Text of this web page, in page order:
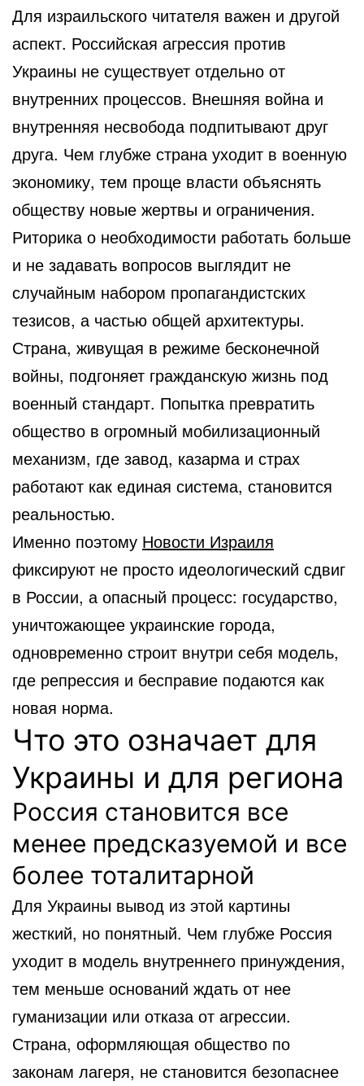
Для израильского читателя важен и другой
аспект. Российская агрессия против
Украины не существует отдельно от
внутренних процессов. Внешняя война и
внутренняя несвобода подпитывают друг
друга. Чем глубже страна уходит в военную
экономику, тем проще власти объяснять
обществу новые жертвы и ограничения.
Риторика о необходимости работать больше
и не задавать вопросов выглядит не
случайным набором пропагандистских
тезисов, а частью общей архитектуры.
Страна, живущая в режиме бесконечной
войны, подгоняет гражданскую жизнь под
военный стандарт. Попытка превратить
общество в огромный мобилизационный
механизм, где завод, казарма и страх
работают как единая система, становится
реальностью.
Именно поэтому Новости Израиля
фиксируют не просто идеологический сдвиг
в России, а опасный процесс: государство,
уничтожающее украинские города,
одновременно строит внутри себя модель,
где репрессия и бесправие подаются как
новая норма.
Что это означает для
Украины и для региона
Россия становится все
менее предсказуемой и все
более тоталитарной
Для Украины вывод из этой картины
жесткий, но понятный. Чем глубже Россия
уходит в модель внутреннего принуждения,
тем меньше оснований ждать от нее
гуманизации или отказа от агрессии.
Страна, оформляющая общество по
законам лагеря, не становится безопаснее